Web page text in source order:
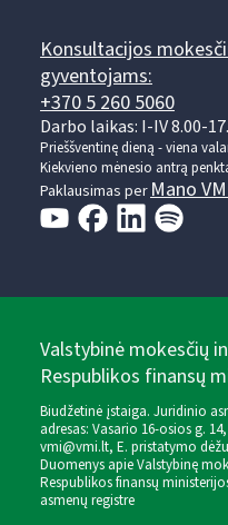
Konsultacijos
gyventojams:
+370 5 260 5060
Darbo laikas: I-IV 8.00-
Prieššventinę dieną - viena
Kiekvieno mėnesio antrą
Paklausimas perMano
Valstybinė mokesčių
Respublikos finansų
Biudžetinė įstaiga. Juridinio
adresas: Vasario 16-osios g.
vmi@vmi.lt, E. pristatymo
Duomenys apie Valstybinę
Respublikos finansų
asmenų registre